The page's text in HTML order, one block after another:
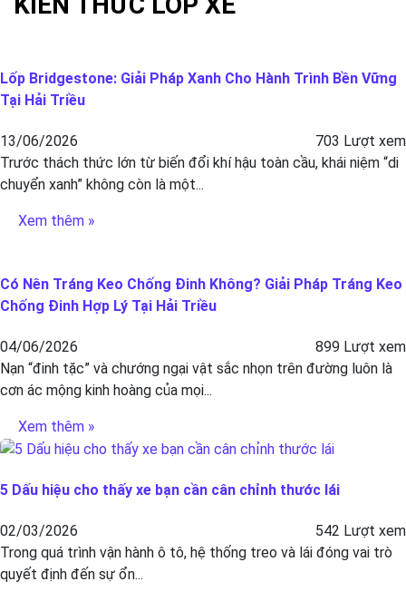
Lốp Bridgestone: Giải Pháp Xanh Cho Hành Trình Bền Vững
Tại Hải Triều
13/06/2026
703 Lượt xem
Trước thách thức lớn từ biến đổi khí hậu toàn cầu, khái niệm “di
chuyển xanh” không còn là một...
Xem thêm »
Có Nên Tráng Keo Chống Đinh Không? Giải Pháp Tráng Keo
Chống Đinh Hợp Lý Tại Hải Triều
04/06/2026
899 Lượt xem
Nạn “đinh tặc” và chướng ngại vật sắc nhọn trên đường luôn là
cơn ác mộng kinh hoàng của mọi...
Xem thêm »
5 Dấu hiệu cho thấy xe bạn cần cân chỉnh thước lái
02/03/2026
542 Lượt xem
Trong quá trình vận hành ô tô, hệ thống treo và lái đóng vai trò
quyết định đến sự ổn...